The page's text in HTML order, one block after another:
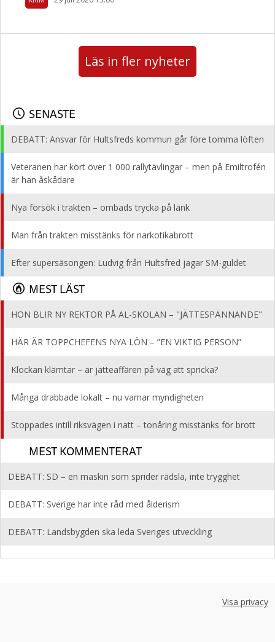
Läs in fler nyheter
SENASTE
DEBATT: Ansvar för Hultsfreds kommun går före tomma löften
Veteranen har kört över 1 000 rallytävlingar – men på Emiltrofén
är han åskådare
Nya försök i trakten – ombads trycka på länk
Man från trakten misstänks för narkotikabrott
Efter supersäsongen: Ludvig från Hultsfred jagar SM-guldet
MEST LÄST
HON BLIR NY REKTOR PÅ AL-SKOLAN – "JÄTTESPÄNNANDE"
HÄR ÄR TOPPCHEFENS NYA LÖN – ”EN VIKTIG PERSON”
Klockan klämtar – är jätteaffären på väg att spricka?
Många drabbade lokalt – nu varnar myndigheten
Stoppades intill riksvägen i natt – tonåring misstänks för brott
MEST KOMMENTERAT
DEBATT: SD – en maskin som sprider rädsla, inte trygghet
DEBATT: Sverige har inte råd med ålderism
DEBATT: Landsbygden ska leda Sveriges utveckling
Visa privacy